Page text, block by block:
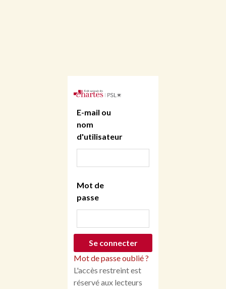
E-mail ou
nom
d'utilisateur
Mot de
passe
Mot de passe oublié ?
L'accès restreint est
réservé aux lecteurs